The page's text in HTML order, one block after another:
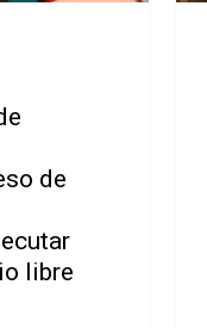
de
libre